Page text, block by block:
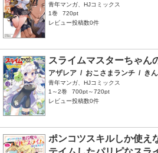
青年マンガ、HJコミックス
1巻
720pt
レビュー投稿数0件
スライムマスターちゃん
アザレア / おこさまランチ / き
青年マンガ、HJコミックス
1～2巻
700pt～720pt
レビュー投稿数0件
ポンコツスキルしか使え